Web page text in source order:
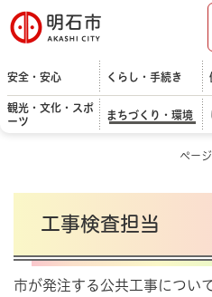
明石市
安全・安心 くらし・手続き
観光・文化・スポ
ーツ
まちづくり・環境
ペー
工事検査担当
市が発注する公共工事につい